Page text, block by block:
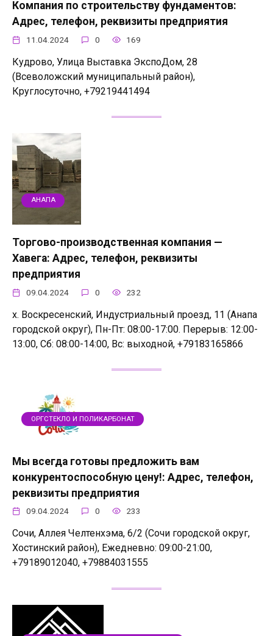
Компания по строительству фундаментов:
Адрес, телефон, реквизиты предприятия
11.04.2024 0 169
Кудрово, Улица Выставка ЭкспоДом, 28
(Всеволожский муниципальный район),
Круглосуточно, +79219441494
АНАПА
Торгово-производственная компания —
Хавега: Адрес, телефон, реквизиты
предприятия
09.04.2024 0 232
х. Воскресенский, Индустриальный проезд, 11 (Анапа
городской округ), Пн-Пт: 08:00-17:00. Перерыв: 12:00-
13:00, Сб: 08:00-14:00, Вс: выходной, +79183165866
ОРГСТЕКЛО И ПОЛИКАРБОНАТ
Мы всегда готовы предложить вам
конкурентоспособную цену!: Адрес, телефон,
реквизиты предприятия
09.04.2024 0 233
Сочи, Аллея Челтенхэма, 6/2 (Сочи городской округ,
Хостинский район), Ежедневно: 09:00-21:00,
+79189012040, +79884031555